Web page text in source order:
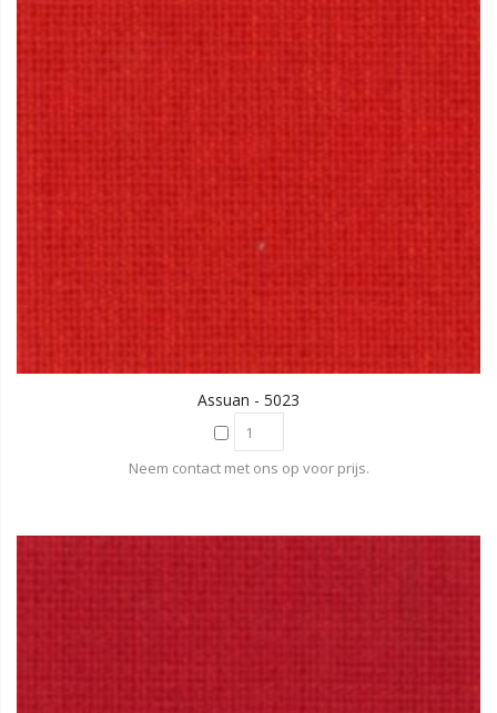
Assuan - 5023
Neem contact met ons op voor prijs.